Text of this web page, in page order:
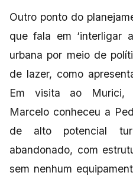
Outro ponto do
que fala em ‘interligar
urbana por meio de
de lazer, como
Em visita ao Murici,
Marcelo conheceu a
de alto potencial
abandonado, com
sem nenhum